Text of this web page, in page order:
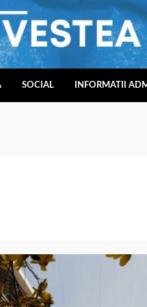
SOCIAL INFORMATII